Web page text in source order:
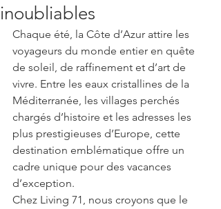
inoubliables
Chaque été, la Côte d’Azur attire les
voyageurs du monde entier en quête
de soleil, de raffinement et d’art de
vivre. Entre les eaux cristallines de la
Méditerranée, les villages perchés
chargés d’histoire et les adresses les
plus prestigieuses d’Europe, cette
destination emblématique offre un
cadre unique pour des vacances
d’exception.
Chez Living 71, nous croyons que le